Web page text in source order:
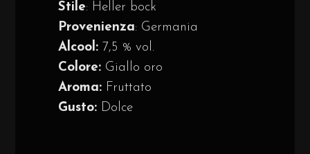
Stile: Heller bock
Provenienza: Germania
Alcool: 7,5 % vol.
Colore: Giallo oro
Aroma: Fruttato
Gusto: Dolce